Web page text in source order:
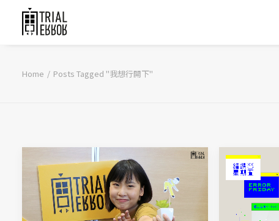
Home Posts Tagged "我想行開下"